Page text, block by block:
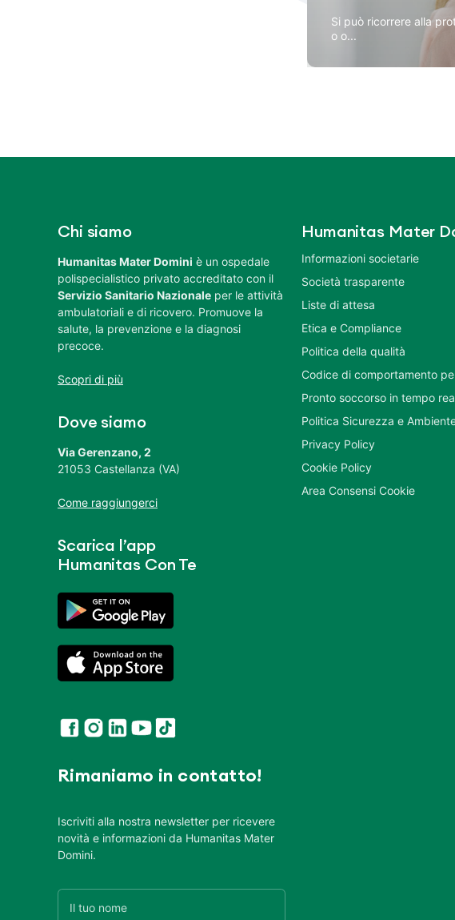
Si può ricorrere alla
o o...
Chi siamo
Humanitas Mater Domini è un ospedale
polispecialistico privato accreditato con il
Servizio Sanitario Nazionale per le attività
ambulatoriali e di ricovero. Promuove la
salute, la prevenzione e la diagnosi
precoce.
Scopri di più
Dove siamo
Via Gerenzano, 2
21053 Castellanza (VA)
Come raggiungerci
Scarica l’app
Humanitas Con Te
Rimaniamo in contatto!
Iscriviti alla nostra newsletter per ricevere
novità e informazioni da Humanitas Mater
Domini.
Humanitas Mater
Informazioni societarie
Società trasparente
Liste di attesa
Etica e Compliance
Politica della qualità
Codice di comportamento
Pronto soccorso in tempo
Politica Sicurezza e
Privacy Policy
Cookie Policy
Area Consensi Cookie